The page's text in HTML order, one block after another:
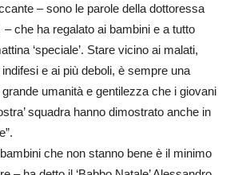
– sono le parole della dottoressa
che ha regalato ai bambini e a tutto
‘speciale’. Stare vicino ai malati,
e ai più deboli, è sempre una
umanità e gentilezza che i giovani
squadra hanno dimostrato anche in
che non stanno bene è il minimo